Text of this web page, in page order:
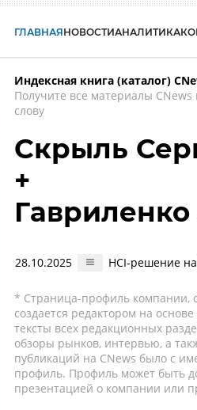
ГЛАВНАЯНОВОСТИАНАЛИТИКА
Индексная книга (каталог)
Получите все материалы
слову
Скрыль
+
28.10.2025 HCI-решение
* Страница-профиль компании,
создается редактором на
тексты всех редакционных
обзоры рынков, интервью, а
публикаций на CNews было с
профиль. Профиль может быть
презентацией о компании или